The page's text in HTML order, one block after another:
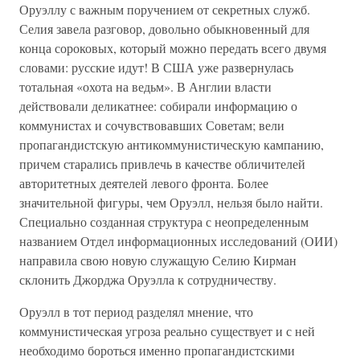
Оруэллу с важным поручением от секретных служб.
Селия завела разговор, довольно обыкновенный для
конца сороковых, который можно передать всего двумя
словами: русские идут! В США уже развернулась
тотальная «охота на ведьм». В Англии власти
действовали деликатнее: собирали информацию о
коммунистах и сочувствовавших Советам; вели
пропагандистскую антикоммунистическую кампанию,
причем старались привлечь в качестве обличителей
авторитетных деятелей левого фронта. Более
значительной фигуры, чем Оруэлл, нельзя было найти.
Специально созданная структура с неопределенным
названием Отдел информационных исследований (ОИИ)
направила свою новую служащую Селию Кирман
склонить Джорджа Оруэлла к сотрудничеству.
Оруэлл в тот период разделял мнение, что
коммунистическая угроза реально существует и с ней
необходимо бороться именно пропагандистскими